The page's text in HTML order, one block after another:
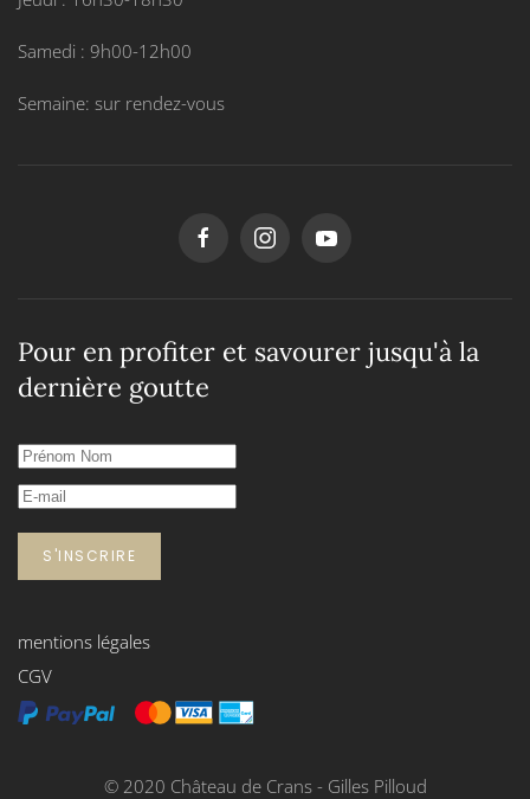
Samedi : 9h00-12h00
Semaine: sur rendez-vous
Pour en profiter et savourer jusqu'à la
dernière goutte
S'INSCRIRE
mentions légales
CGV
© 2020 Château de Crans - Gilles Pilloud